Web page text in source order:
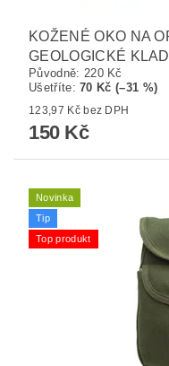
KOŽENÉ OKO NA
GEOLOGICKÉ
Původně: 220 Kč
Ušetříte:70 Kč (–31 %)
123,97 Kč bez DPH
150 Kč
Novinka
Tip
Top produkt